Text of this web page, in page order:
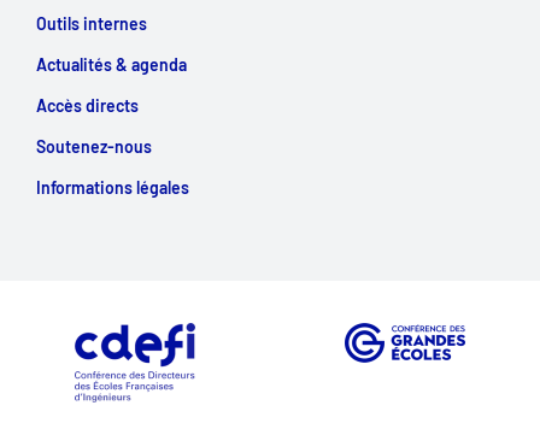
Outils internes
Actualités & agenda
Accès directs
Soutenez-nous
Informations légales